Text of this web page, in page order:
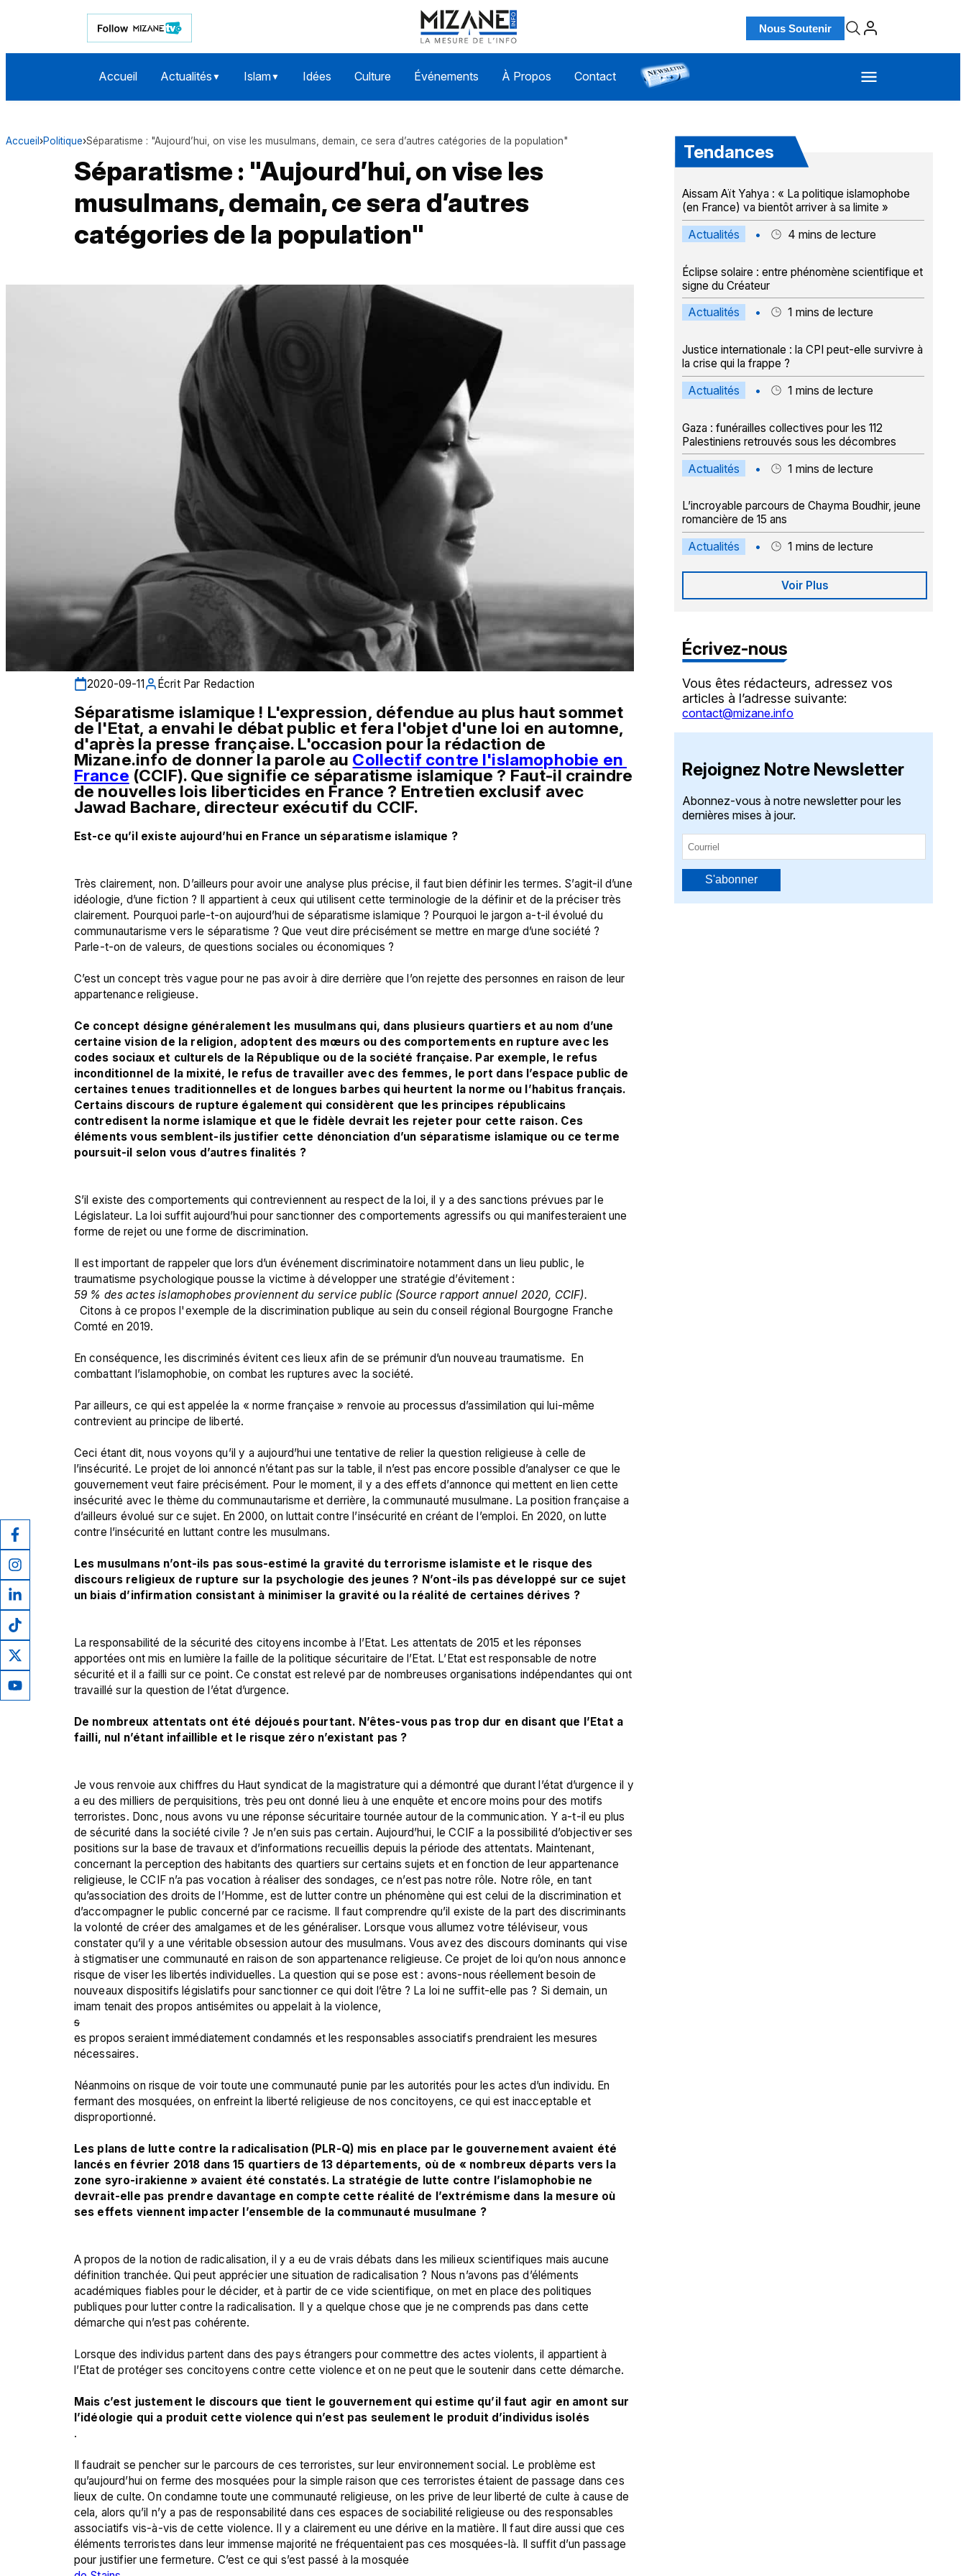
Nous Soutenir
Accueil Actualités ▼ Islam▼ Idées Culture Événements À Propos Contact
Accueil ›Politique›Séparatisme : "Aujourd’hui, on vise les musulmans, demain, ce sera d’autres catégories de la population"
Séparatisme : "Aujourd’hui, on vise les
musulmans, demain, ce sera d’autres
catégories de la population"
2020-09-11 Écrit Par Redaction
Séparatisme islamique ! L'expression, défendue au plus haut sommet
de l'Etat, a envahi le débat public et fera l'objet d'une loi en automne,
d'après la presse française. L'occasion pour la rédaction de
Mizane.info de donner la parole au Collectif contre l'islamophobie en
France (CCIF). Que signifie ce séparatisme islamique ? Faut-il craindre
de nouvelles lois liberticides en France ? Entretien exclusif avec
Jawad Bachare, directeur exécutif du CCIF.
Est-ce qu’il existe aujourd’hui en France un séparatisme islamique ?
Très clairement, non. D’ailleurs pour avoir une analyse plus précise, il faut bien définir les termes. S’agit-il d’une
idéologie, d’une fiction ? Il appartient à ceux qui utilisent cette terminologie de la définir et de la préciser très
clairement. Pourquoi parle-t-on aujourd’hui de séparatisme islamique ? Pourquoi le jargon a-t-il évolué du
communautarisme vers le séparatisme ? Que veut dire précisément se mettre en marge d’une société ?
Parle-t-on de valeurs, de questions sociales ou économiques ?
C’est un concept très vague pour ne pas avoir à dire derrière que l’on rejette des personnes en raison de leur
appartenance religieuse.
Ce concept désigne généralement les musulmans qui, dans plusieurs quartiers et au nom d’une
certaine vision de la religion, adoptent des mœurs ou des comportements en rupture avec les
codes sociaux et culturels de la République ou de la société française. Par exemple, le refus
inconditionnel de la mixité, le refus de travailler avec des femmes, le port dans l’espace public de
certaines tenues traditionnelles et de longues barbes qui heurtent la norme ou l’habitus français.
Certains discours de rupture également qui considèrent que les principes républicains
contredisent la norme islamique et que le fidèle devrait les rejeter pour cette raison. Ces
éléments vous semblent-ils justifier cette dénonciation d’un séparatisme islamique ou ce terme
poursuit-il selon vous d’autres finalités ?
S’il existe des comportements qui contreviennent au respect de la loi, il y a des sanctions prévues par le
Législateur. La loi suffit aujourd’hui pour sanctionner des comportements agressifs ou qui manifesteraient une
forme de rejet ou une forme de discrimination.
Il est important de rappeler que lors d’un événement discriminatoire notamment dans un lieu public, le
traumatisme psychologique pousse la victime à développer une stratégie d’évitement :
59 % des actes islamophobes proviennent du service public (Source rapport annuel 2020, CCIF).
Citons à ce propos l'exemple de la discrimination publique au sein du conseil régional Bourgogne Franche
Comté en 2019.
En conséquence, les discriminés évitent ces lieux afin de se prémunir d’un nouveau traumatisme.  En
combattant l’islamophobie, on combat les ruptures avec la société.
Par ailleurs, ce qui est appelée la « norme française » renvoie au processus d’assimilation qui lui-même
contrevient au principe de liberté.
Ceci étant dit, nous voyons qu’il y a aujourd’hui une tentative de relier la question religieuse à celle de
l’insécurité. Le projet de loi annoncé n’étant pas sur la table, il n’est pas encore possible d’analyser ce que le
gouvernement veut faire précisément. Pour le moment, il y a des effets d’annonce qui mettent en lien cette
insécurité avec le thème du communautarisme et derrière, la communauté musulmane. La position française a
d’ailleurs évolué sur ce sujet. En 2000, on luttait contre l’insécurité en créant de l’emploi. En 2020, on lutte
contre l’insécurité en luttant contre les musulmans.
Les musulmans n’ont-ils pas sous-estimé la gravité du terrorisme islamiste et le risque des
discours religieux de rupture sur la psychologie des jeunes ? N’ont-ils pas développé sur ce sujet
un biais d’infirmation consistant à minimiser la gravité ou la réalité de certaines dérives ?
La responsabilité de la sécurité des citoyens incombe à l’Etat. Les attentats de 2015 et les réponses
apportées ont mis en lumière la faille de la politique sécuritaire de l’Etat. L’Etat est responsable de notre
sécurité et il a failli sur ce point. Ce constat est relevé par de nombreuses organisations indépendantes qui ont
travaillé sur la question de l’état d’urgence.
De nombreux attentats ont été déjoués pourtant. N’êtes-vous pas trop dur en disant que l’Etat a
failli, nul n’étant infaillible et le risque zéro n’existant pas ?
Je vous renvoie aux chiffres du Haut syndicat de la magistrature qui a démontré que durant l’état d’urgence il y
a eu des milliers de perquisitions, très peu ont donné lieu à une enquête et encore moins pour des motifs
terroristes. Donc, nous avons vu une réponse sécuritaire tournée autour de la communication. Y a-t-il eu plus
de sécurité dans la société civile ? Je n’en suis pas certain. Aujourd’hui, le CCIF a la possibilité d’objectiver ses
positions sur la base de travaux et d’informations recueillis depuis la période des attentats. Maintenant,
concernant la perception des habitants des quartiers sur certains sujets et en fonction de leur appartenance
religieuse, le CCIF n’a pas vocation à réaliser des sondages, ce n’est pas notre rôle. Notre rôle, en tant
qu’association des droits de l’Homme, est de lutter contre un phénomène qui est celui de la discrimination et
d’accompagner le public concerné par ce racisme. Il faut comprendre qu’il existe de la part des discriminants
la volonté de créer des amalgames et de les généraliser. Lorsque vous allumez votre téléviseur, vous
constater qu’il y a une véritable obsession autour des musulmans. Vous avez des discours dominants qui vise
à stigmatiser une communauté en raison de son appartenance religieuse. Ce projet de loi qu’on nous annonce
risque de viser les libertés individuelles. La question qui se pose est : avons-nous réellement besoin de
nouveaux dispositifs législatifs pour sanctionner ce qui doit l’être ? La loi ne suffit-elle pas ? Si demain, un
imam tenait des propos antisémites ou appelait à la violence,
s
es propos seraient immédiatement condamnés et les responsables associatifs prendraient les mesures
nécessaires.
Néanmoins on risque de voir toute une communauté punie par les autorités pour les actes d’un individu. En
fermant des mosquées, on enfreint la liberté religieuse de nos concitoyens, ce qui est inacceptable et
disproportionné.
Les plans de lutte contre la radicalisation (PLR-Q) mis en place par le gouvernement avaient été
lancés en février 2018 dans 15 quartiers de 13 départements, où de « nombreux départs vers la
zone syro-irakienne » avaient été constatés. La stratégie de lutte contre l’islamophobie ne
devrait-elle pas prendre davantage en compte cette réalité de l’extrémisme dans la mesure où
ses effets viennent impacter l’ensemble de la communauté musulmane ?
A propos de la notion de radicalisation, il y a eu de vrais débats dans les milieux scientifiques mais aucune
définition tranchée. Qui peut apprécier une situation de radicalisation ? Nous n’avons pas d’éléments
académiques fiables pour le décider, et à partir de ce vide scientifique, on met en place des politiques
publiques pour lutter contre la radicalisation. Il y a quelque chose que je ne comprends pas dans cette
démarche qui n’est pas cohérente.
Lorsque des individus partent dans des pays étrangers pour commettre des actes violents, il appartient à
l’Etat de protéger ses concitoyens contre cette violence et on ne peut que le soutenir dans cette démarche.
Mais c’est justement le discours que tient le gouvernement qui estime qu’il faut agir en amont sur
l’idéologie qui a produit cette violence qui n’est pas seulement le produit d’individus isolés
.
Il faudrait se pencher sur le parcours de ces terroristes, sur leur environnement social. Le problème est
qu’aujourd’hui on ferme des mosquées pour la simple raison que ces terroristes étaient de passage dans ces
lieux de culte. On condamne toute une communauté religieuse, on les prive de leur liberté de culte à cause de
cela, alors qu’il n’y a pas de responsabilité dans ces espaces de sociabilité religieuse ou des responsables
associatifs vis-à-vis de cette violence. Il y a clairement eu une dérive en la matière. Il faut dire aussi que ces
éléments terroristes dans leur immense majorité ne fréquentaient pas ces mosquées-là. Il suffit d’un passage
pour justifier une fermeture. C’est ce qui s’est passé à la mosquée
Tendances
Aissam Aït Yahya : « La politique islamophobe
(en France) va bientôt arriver à sa limite »
Actualités • 4 mins de lecture
Éclipse solaire : entre phénomène scientifique et
signe du Créateur
Actualités • 1 mins de lecture
Justice internationale : la CPI peut-elle survivre à
la crise qui la frappe ?
Actualités • 1 mins de lecture
Gaza : funérailles collectives pour les 112
Palestiniens retrouvés sous les décombres
Actualités • 1 mins de lecture
L’incroyable parcours de Chayma Boudhir, jeune
romancière de 15 ans
Actualités • 1 mins de lecture
Voir Plus
Écrivez-nous
Vous êtes rédacteurs, adressez vos
articles à l’adresse suivante:
contact@mizane.info
Rejoignez Notre Newsletter
Abonnez-vous à notre newsletter pour les
dernières mises à jour.
S'abonner